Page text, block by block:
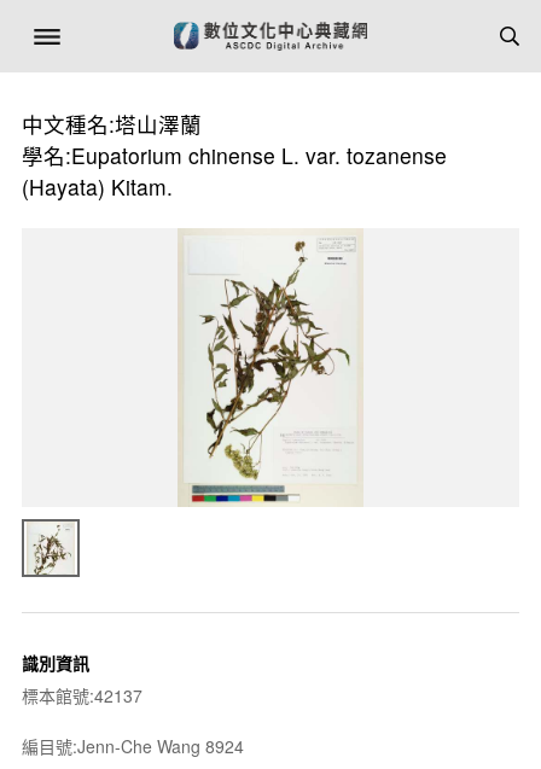
中文種名:塔山澤蘭
學名:Eupatorium chinense L. var. tozanense
(Hayata) Kitam.
識別資訊
標本館號:42137
編目號:Jenn-Che Wang 8924